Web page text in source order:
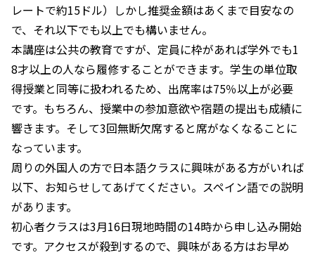
レートで約15ドル）しかし推奨金額はあくまで目安なの
で、それ以下でも以上でも構いません。
本講座は公共の教育ですが、定員に枠があれば学外でも1
8才以上の人なら履修することができます。学生の単位取
得授業と同等に扱われるため、出席率は75％以上が必要
です。もちろん、授業中の参加意欲や宿題の提出も成績に
響きます。そして3回無断欠席すると席がなくなることに
なっています。
周りの外国人の方で日本語クラスに興味がある方がいれば
以下、お知らせしてあげてください。スペイン語での説明
があります。
初心者クラスは3月16日現地時間の14時から申し込み開始
です。アクセスが殺到するので、興味がある方はお早め